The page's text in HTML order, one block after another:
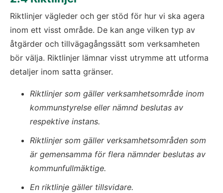
Riktlinjer vägleder och ger stöd för hur vi ska agera
inom ett visst område. De kan ange vilken typ av
åtgärder och tillvägagångssätt som verksamheten
bör välja. Riktlinjer lämnar visst utrymme att utforma
detaljer inom satta gränser.
Riktlinjer som gäller verksamhetsområde inom
kommunstyrelse eller nämnd beslutas av
respektive instans.
Riktlinjer som gäller verksamhetsområden som
är gemensamma för flera nämnder beslutas av
kommunfullmäktige.
En riktlinje gäller tillsvidare.